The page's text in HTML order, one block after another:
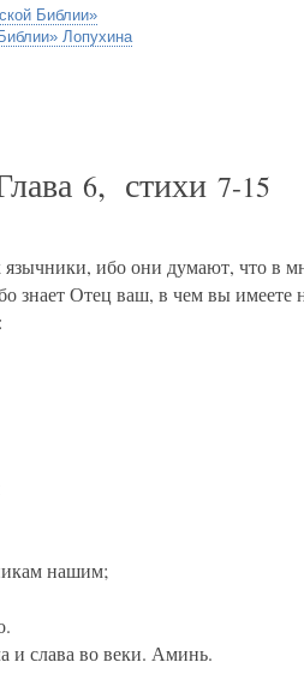
Библии»
Лопухина
6, стихи 7-15
ибо они думают, что в
знает Отец ваш, в чем вы имеете
нашим;
и слава во веки. Аминь.